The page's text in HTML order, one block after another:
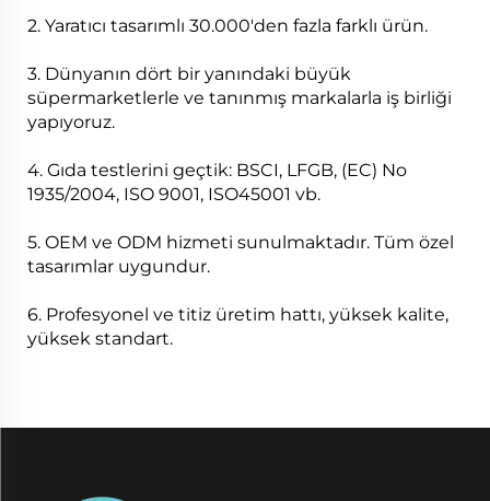
2. Yaratıcı tasarımlı 30.000'den fazla farklı ürün.
3. Dünyanın dört bir yanındaki büyük
süpermarketlerle ve tanınmış markalarla iş birliği
yapıyoruz.
4. Gıda testlerini geçtik: BSCI, LFGB, (EC) No
1935/2004, ISO 9001, ISO45001 vb.
5. OEM ve ODM hizmeti sunulmaktadır. Tüm özel
tasarımlar uygundur.
6. Profesyonel ve titiz üretim hattı, yüksek kalite,
yüksek standart.